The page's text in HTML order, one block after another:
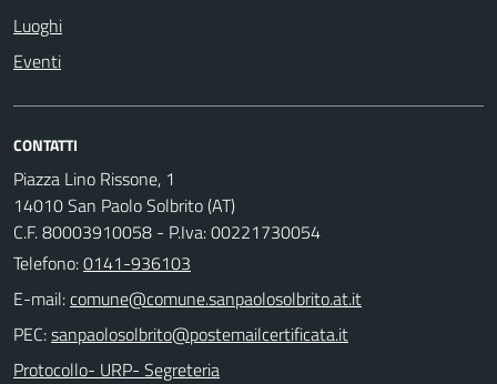
Luoghi
Eventi
CONTATTI
Piazza Lino Rissone, 1
14010 San Paolo Solbrito (AT)
C.F. 80003910058 - P.Iva: 00221730054
Telefono:0141-936103
E-mail:
PEC:
Protocollo- URP- Segreteria